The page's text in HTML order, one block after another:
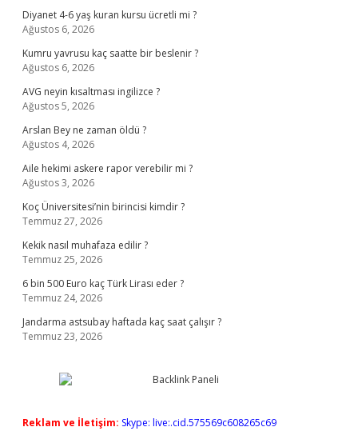
Diyanet 4-6 yaş kuran kursu ücretli mi ?
Ağustos 6, 2026
Kumru yavrusu kaç saatte bir beslenir ?
Ağustos 6, 2026
AVG neyin kısaltması ingilizce ?
Ağustos 5, 2026
Arslan Bey ne zaman öldü ?
Ağustos 4, 2026
Aile hekimi askere rapor verebilir mi ?
Ağustos 3, 2026
Koç Üniversitesi’nin birincisi kimdir ?
Temmuz 27, 2026
Kekik nasıl muhafaza edilir ?
Temmuz 25, 2026
6 bin 500 Euro kaç Türk Lirası eder ?
Temmuz 24, 2026
Jandarma astsubay haftada kaç saat çalışır ?
Temmuz 23, 2026
Reklam ve İletişim: Skype: live:.cid.575569c608265c69